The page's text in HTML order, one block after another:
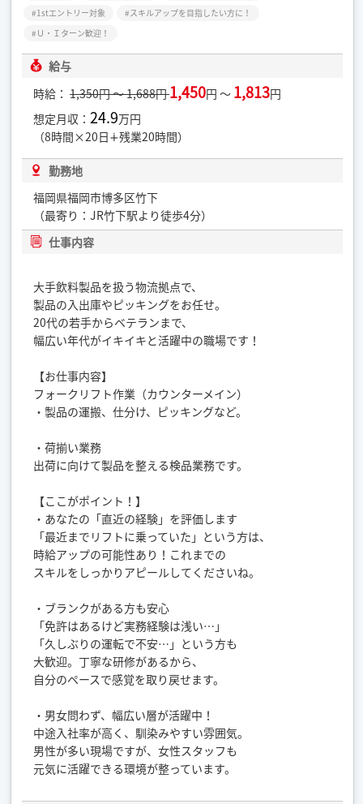
1stエントリー対象
スキルアップを目指したい方に！
Ｕ・Ｉターン歓迎！
給与
時給：1,350円 ～ 1,688円1,450円 ～ 1,813円
想定月収：24.9万円
（8時間×20日∔残業20時間）
勤務地
福岡県福岡市博多区竹下
（最寄り：JR竹下駅より徒歩4分）
仕事内容
大手飲料製品を扱う物流拠点で、
製品の入出庫やピッキングをお任せ。
20代の若手からベテランまで、
幅広い年代がイキイキと活躍中の職場です！
【お仕事内容】
フォークリフト作業（カウンターメイン）
・製品の運搬、仕分け、ピッキングなど。
・荷揃い業務
出荷に向けて製品を整える検品業務です。
【ここがポイント！】
・あなたの「直近の経験」を評価します
「最近までリフトに乗っていた」という方は、
時給アップの可能性あり！これまでの
スキルをしっかりアピールしてくださいね。
・ブランクがある方も安心
「免許はあるけど実務経験は浅い…」
「久しぶりの運転で不安…」という方も
大歓迎。丁寧な研修があるから、
自分のペースで感覚を取り戻せます。
・男女問わず、幅広い層が活躍中！
中途入社率が高く、馴染みやすい雰囲気。
男性が多い現場ですが、女性スタッフも
元気に活躍できる環境が整っています。